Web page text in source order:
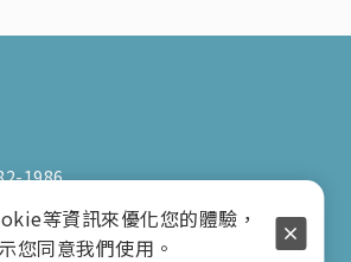
1986
677
等資訊來優化您的體驗，
您同意我們使用。